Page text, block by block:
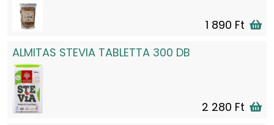
1 890 Ft
ALMITAS STEVIA TABLETTA 300 DB
2 280 Ft